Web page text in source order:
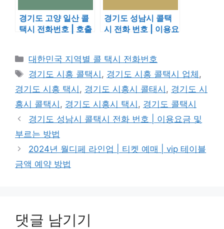
경기도 고양 일산 콜
택시 전화번호 | 호출
경기도 성남시 콜택
시 전화 번호 | 이용요
카
테
고
리
대한민국 지역별 콜 택시 전화번호
태
그
경기도 시흥 콜택시 , 경기도 시흥 콜택시 업체 ,
경기도 시흥 택시 , 경기도 시흥시 콜태시 , 경기도 시
흥시 콜택시 , 경기도 시흥시 택시 , 경기도 콜택시
경기도 성남시 콜택시 전화 번호 | 이용요금 및
부르는 방법
2024년 월디페 라인업 | 티켓 예매 | vip 테이블
금액 예약 방법
댓글 남기기